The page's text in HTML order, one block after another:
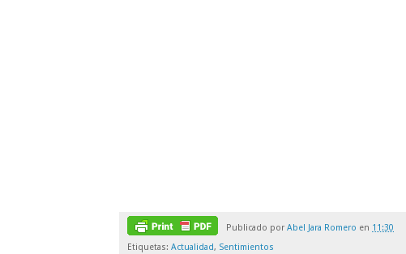
Publicado por Abel Jara Romero en 11:30
Etiquetas: Actualidad, Sentimientos